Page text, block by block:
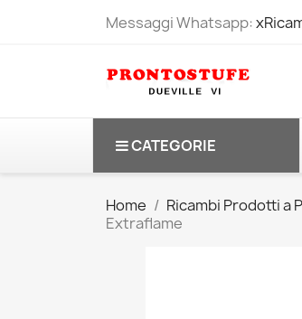
Messaggi Whatsapp:
CATEGORIE
Home Ricambi Prodotti a
Extraflame